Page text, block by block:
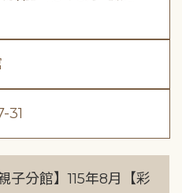
31
子分館】115年8月【彩